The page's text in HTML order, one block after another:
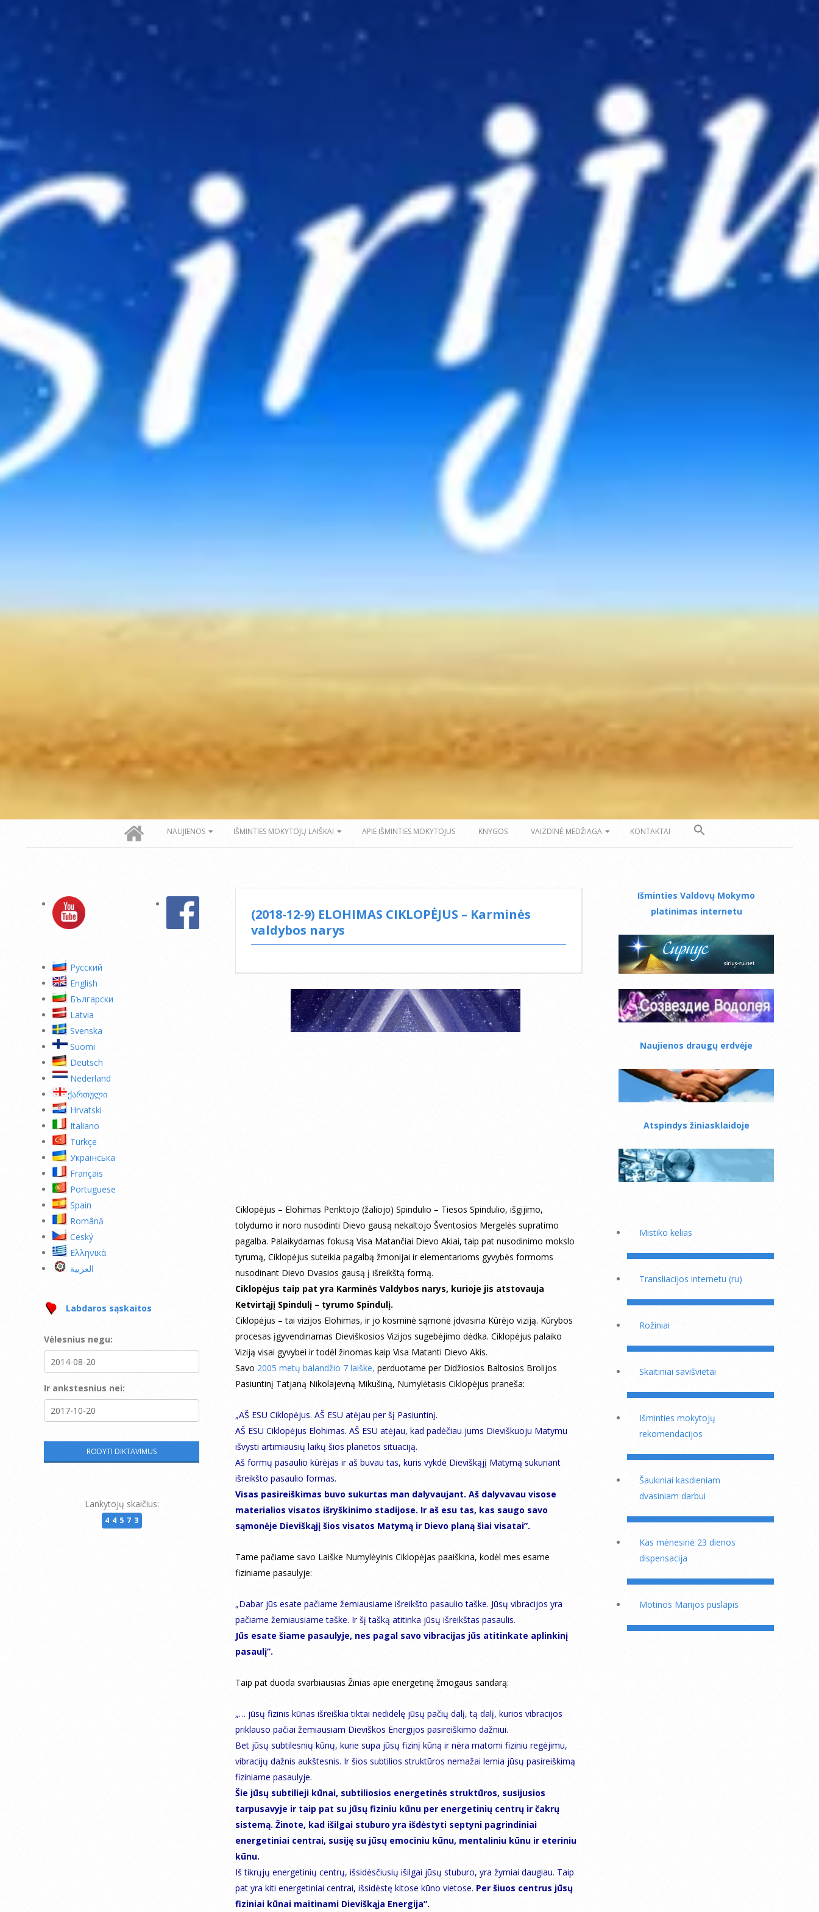
NAUJIENOS IŠMINTIES MOKYTOJŲ LAIŠKAI APIE IŠMINTIES MOKYTOJUS KNYGOS VAIZDINĖ MEDŽIAGA KONTAKTAI
(2018-12-9) ELOHIMAS CIKLOPĖJUS – Karminės
valdybos narys
Ciklopėjus – Elohimas Penktojo (žaliojo) Spindulio – Tiesos Spindulio, išgijimo,
tolydumo ir noro nusodinti Dievo gausą nekaltojo Šventosios Mergelės supratimo
pagalba. Palaikydamas fokusą Visa Matančiai Dievo Akiai, taip pat nusodinimo mokslo
tyrumą, Ciklopėjus suteikia pagalbą žmonijai ir elementarioms gyvybės formoms
nusodinant Dievo Dvasios gausą į išreikštą formą.
Ciklopėjus taip pat yra Karminės Valdybos narys, kurioje jis atstovauja
Ketvirtąjį Spindulį – tyrumo Spindulį.
Ciklopėjus – tai vizijos Elohimas, ir jo kosminė sąmonė įdvasina Kūrėjo viziją. Kūrybos
procesas įgyvendinamas Dieviškosios Vizijos sugebėjimo dėdka. Ciklopėjus palaiko
Viziją visai gyvybei ir todėl žinomas kaip Visa Matanti Dievo Akis.
Savo 2005 metų balandžio 7 laiške, perduotame per Didžiosios Baltosios Brolijos
Pasiuntinį Tatjaną Nikolajevną Mikušiną, Numylėtasis Ciklopėjus praneša:
„AŠ ESU Ciklopėjus. AŠ ESU atėjau per šį Pasiuntinį.
AŠ ESU Ciklopėjus Elohimas. AŠ ESU atėjau, kad padėčiau jums Dieviškuoju Matymu
išvysti artimiausių laikų šios planetos situaciją.
Aš formų pasaulio kūrėjas ir aš buvau tas, kuris vykdė Dieviškąjį Matymą sukuriant
išreikšto pasaulio formas.
Visas pasireiškimas buvo sukurtas man dalyvaujant. Aš dalyvavau visose
materialios visatos išryškinimo stadijose. Ir aš esu tas, kas saugo savo
sąmonėje Dieviškąjį šios visatos Matymą ir Dievo planą šiai visatai”.
Tame pačiame savo Laiške Numylėyinis Ciklopėjas paaiškina, kodėl mes esame
fiziniame pasaulyje:
„Dabar jūs esate pačiame žemiausiame išreikšto pasaulio taške. Jūsų vibracijos yra
pačiame žemiausiame taške. Ir šį tašką atitinka jūsų išreikštas pasaulis.
Jūs esate šiame pasaulyje, nes pagal savo vibracijas jūs atitinkate aplinkinį
pasaulį”.
Taip pat duoda svarbiausias Žinias apie energetinę žmogaus sandarą:
„… jūsų fizinis kūnas išreiškia tiktai nedidelę jūsų pačių dalį, tą dalį, kurios vibracijos
priklauso pačiai žemiausiam Dieviškos Energijos pasireiškimo dažniui.
Bet jūsų subtilesnių kūnų, kurie supa jūsų fizinį kūną ir nėra matomi fiziniu regėjimu,
vibracijų dažnis aukštesnis. Ir šios subtilios struktūros nemažai lemia jūsų pasireiškimą
fiziniame pasaulyje.
Šie jūsų subtilieji kūnai, subtiliosios energetinės struktūros, susijusios
tarpusavyje ir taip pat su jūsų fiziniu kūnu per energetinių centrų ir čakrų
sistemą. Žinote, kad išilgai stuburo yra išdėstyti septyni pagrindiniai
energetiniai centrai, susiję su jūsų emociniu kūnu, mentaliniu kūnu ir eteriniu
kūnu.
Iš tikrųjų energetinių centrų, išsidėsčiusių išilgai jūsų stuburo, yra žymiai daugiau. Taip
pat yra kiti energetiniai centrai, išsidėstę kitose kūno vietose. Per šiuos centrus jūsų
fiziniai kūnai maitinami Dieviškąja Energija”.
Pусский
English
Български
Latvia
Svenska
Suomi
Deutsch
Nederland
ქართული
Hrvatski
Italiano
Türkçe
Українська
Français
Portuguese
Spain
Română
Ceský
Ελληνικά
العربية
Labdaros sąskaitos
Vėlesnius negu:
Ir ankstesnius nei:
Lankytojų skaičius:
44573
Išminties Valdovų Mokymo
platinimas internetu
Naujienos draugų erdvėje
Atspindys žiniasklaidoje
Mistiko kelias
Transliacijos internetu (ru)
Rožiniai
Skaitiniai savišvietai
Išminties mokytojų
rekomendacijos
Šaukiniai kasdieniam
dvasiniam darbui
Kas mėnesinė 23 dienos
dispensacija
Motinos Marijos puslapis